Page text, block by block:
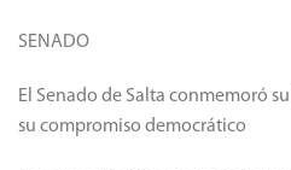
SENADO
El Senado de Salta conmemoró
su compromiso democrático